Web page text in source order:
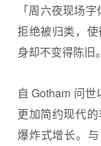
「周六夜现场
拒绝被归类，
身却不变得陈旧。
自 Gotham 问
更加简约现代
爆炸式增长。